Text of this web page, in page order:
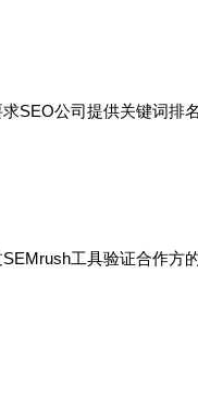
SEO公司提供关键词排
工具验证合作方